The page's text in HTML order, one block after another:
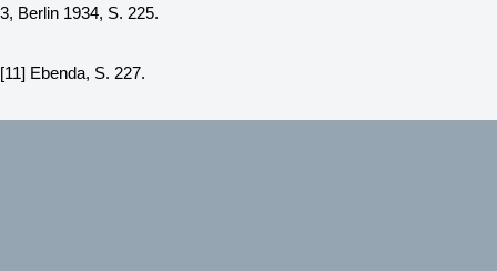
3, Berlin 1934, S. 225.
[11] Ebenda, S. 227.